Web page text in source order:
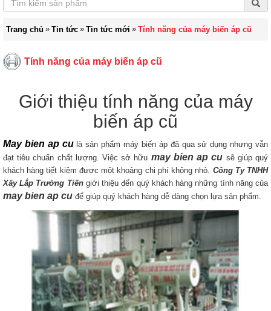
Trang chủ » Tin tức » Tin tức mới » Tính năng của máy biến áp cũ
Tính năng của máy biến áp cũ
Giới thiệu tính năng của máy
biến áp cũ
May bien ap culà sản phẩm máy biến áp đã qua sử dụng nhưng vẫn
đạt tiêu chuẩn chất lượng. Việc sở hữu may bien ap cu sẽ giúp quý
khách hàng tiết kiệm được một khoảng chi phí không nhỏ. Công Ty TNHH
Xây Lắp Trường Tiếngiới thiệu đến quý khách hàng những tính năng của
may bien ap cu để giúp quý khách hàng dễ dàng chọn lựa sản phẩm.